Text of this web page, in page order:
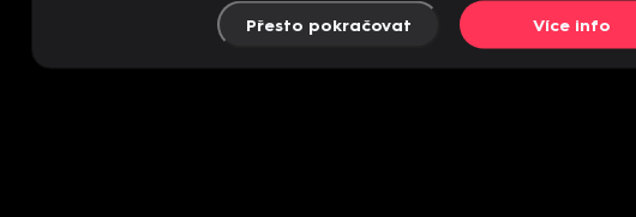
Přesto pokračovat Více info